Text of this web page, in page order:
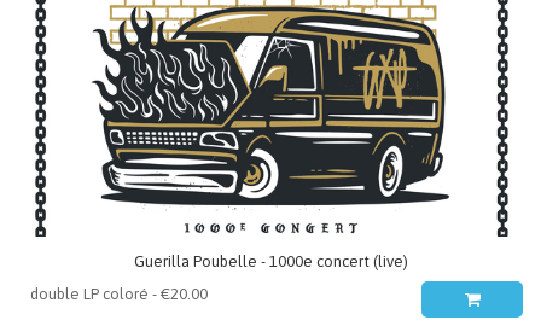
Guerilla Poubelle - 1000e concert (live)